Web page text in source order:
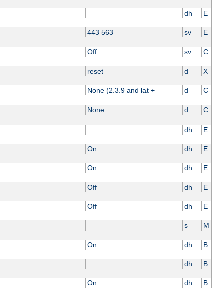
dh E
443 563 sv E
Off sv C
reset d X
None (2.3.9 and lat + d C
None d C
dh E
On dh E
On dh E
Off dh E
Off dh E
s M
On dh B
dh B
On dh B